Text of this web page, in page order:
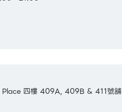
Place 四樓 409A, 409B & 411號舖